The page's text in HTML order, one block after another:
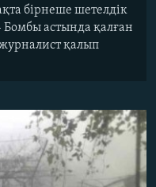
бірнеше шетелдік
астында қалған
қалып